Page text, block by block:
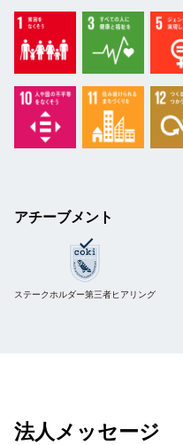
アチーブメント
ステークホルダー第三者ヒアリング
法人メッセージ